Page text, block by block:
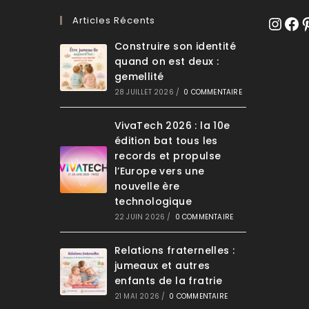
Articles Récents
Construire son identité
quand on est deux :
gemellité
28 JUILLET 2026 / 0 COMMENTAIRE
VivaTech 2026 : la 10e
édition bat tous les
records et propulse
l’Europe vers une
nouvelle ère
technologique
22 JUIN 2026 / 0 COMMENTAIRE
Relations fraternelles :
jumeaux et autres
enfants de la fratrie
21 MAI 2026 / 0 COMMENTAIRE